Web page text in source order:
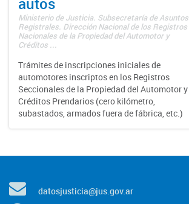
Ministerio de Justicia. Subsecretaría de Asuntos
Registrales. Dirección Nacional de los Registros
Nacionales de la Propiedad del Automotor y
Créditos ...
Trámites de inscripciones iniciales de
automotores inscriptos en los Registros
Seccionales de la Propiedad del Automotor y
Créditos Prendarios (cero kilómetro,
subastados, armados fuera de fábrica, etc.)
datosjusticia@jus.gov.ar